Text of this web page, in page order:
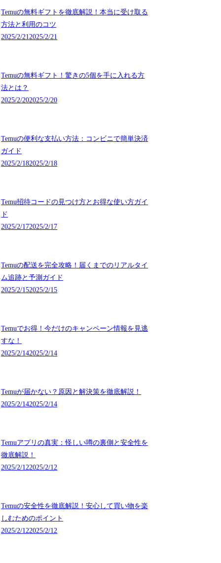
Temuの無料ギフトを徹底解説！本当に受け取る
方法と利用のコツ
2025/2/21 2025/2/21
Temuの無料ギフト！驚きの5個を手に入れる方
法とは？
2025/2/202025/2/20
Temuの便利な支払い方法：コンビニで簡単決済
ガイド
2025/2/182025/2/18
Temu招待コードの見つけ方とお得な使い方ガイ
ド
2025/2/172025/2/17
Temuの配送を完全攻略！届くまでのリアルタイ
ム追跡と予測ガイド
2025/2/152025/2/15
Temuでお得！今だけのキャンペーン情報を見逃
すな！
2025/2/142025/2/14
Temuが届かない？原因と解決策を徹底解説！
2025/2/142025/2/14
Temuアプリの真実：怪しい噂の裏側と安全性を
徹底解説！
2025/2/122025/2/12
Temuの安全性を徹底解説！安心して買い物を楽
しむためのポイント
2025/2/122025/2/12